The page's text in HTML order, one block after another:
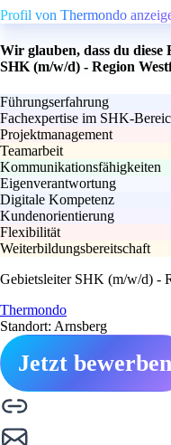
Profil von Thermondo
Wir glauben, dass du diese
SHK (m/w/d) - Region
Führungserfahrung
Fachexpertise im SHK-
Projektmanagement
Teamarbeit
Kommunikationsfähigkeiten
Eigenverantwortung
Digitale Kompetenz
Kundenorientierung
Flexibilität
Weiterbildungsbereitschaft
Gebietsleiter SHK (m/w/d) -
Thermondo
Standort: Arnsberg
Jetzt bewerben